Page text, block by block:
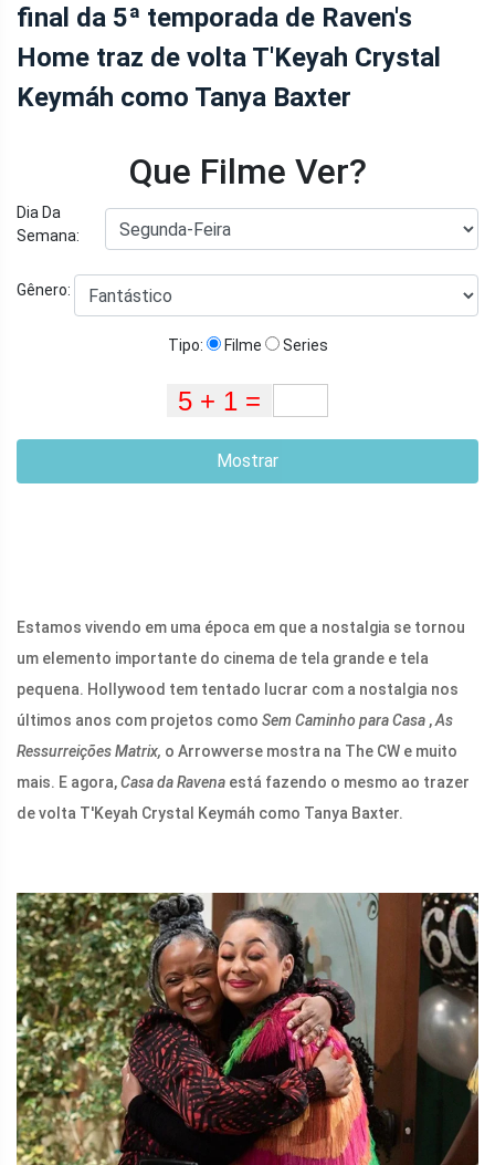
final da 5ª temporada de Raven's
Home traz de volta T'Keyah Crystal
Keymáh como Tanya Baxter
Que Filme Ver?
Dia Da
Semana:
Gênero:
Tipo: Filme Series
Mostrar
Estamos vivendo em uma época em que a nostalgia se tornou
um elemento importante do cinema de tela grande e tela
pequena. Hollywood tem tentado lucrar com a nostalgia nos
últimos anos com projetos como Sem Caminho para Casa ,As
Ressurreições Matrix, o Arrowverse mostra na The CW e muito
mais. E agora,Casa da Ravena está fazendo o mesmo ao trazer
de volta T'Keyah Crystal Keymáh como Tanya Baxter.